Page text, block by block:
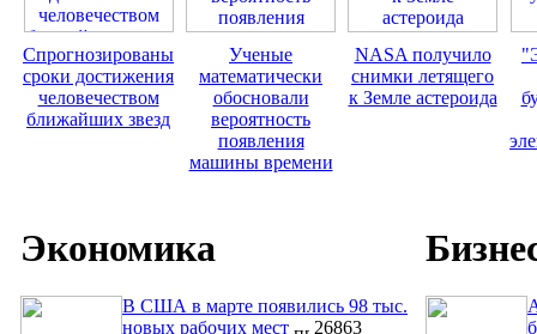
Спрогнозированы
сроки достижения
человечеством
ближайших звезд
Ученые
математически
обосновали
вероятность
появления
машины времени
NASA получило
снимки летящего
к Земле астероида
Экономика
В США в марте появились 98 тыс.
новых рабочих мест
26863